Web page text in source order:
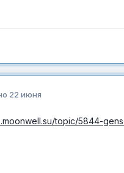
22 июня
topic/5844-